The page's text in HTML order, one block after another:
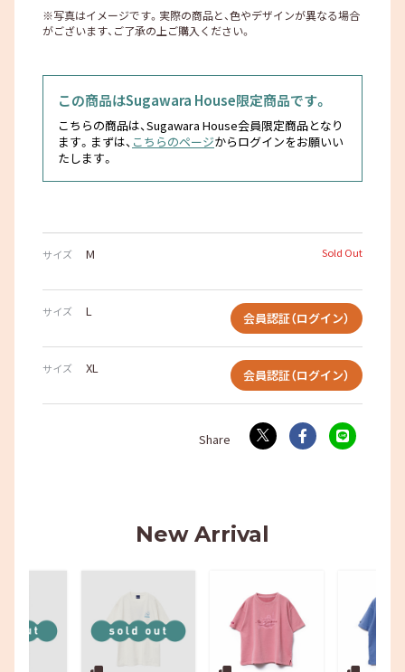
※写真はイメージです。実際の商品と、色やデザインが異なる場合
がございます、ご了承の上ご購入ください。
この商品はSugawara House限定商品です。
こちらの商品は、Sugawara House会員限定商品となり
ます。まずは、 こちらのページからログインをお願いい
たします。
サイズ M Sold Out
サイズ L 会員認証（ログイン）
サイズ XL 会員認証（ログイン）
New Arrival